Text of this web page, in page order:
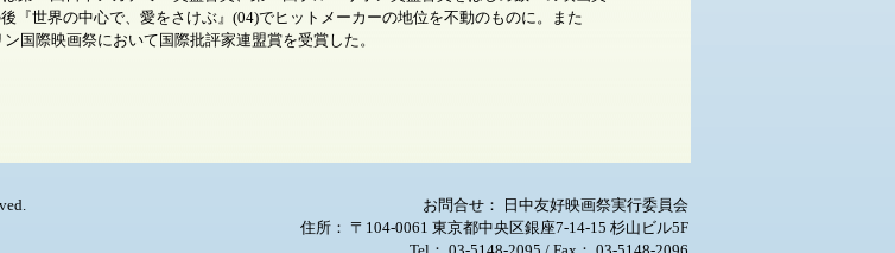
『世界の中心で、愛をさけぶ』(04)でヒットメーカーの地位を不動のものに。また
国際映画祭において国際批評家連盟賞を受賞した。
お問合せ： 日中友好映画祭実行委員会
住所： 〒104-0061 東京都中央区銀座7-14-15 杉山ビル5F